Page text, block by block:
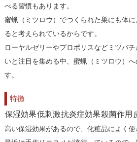
べる習慣もあります。
蜜蝋（ミツロウ）でつくられた巣にも体
ると考えられているからです。
ローヤルゼリーやプロポリスなどミツバ
いと注目を集める中、蜜蝋（ミツロウ）
す。
特徴
保湿効果低刺激抗炎症効果殺菌作用
高い保湿効果があるので、化粧品によく使